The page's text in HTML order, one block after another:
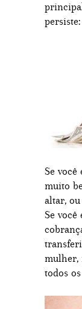
Se
muito
altar, ou
Se
mulher,
todos